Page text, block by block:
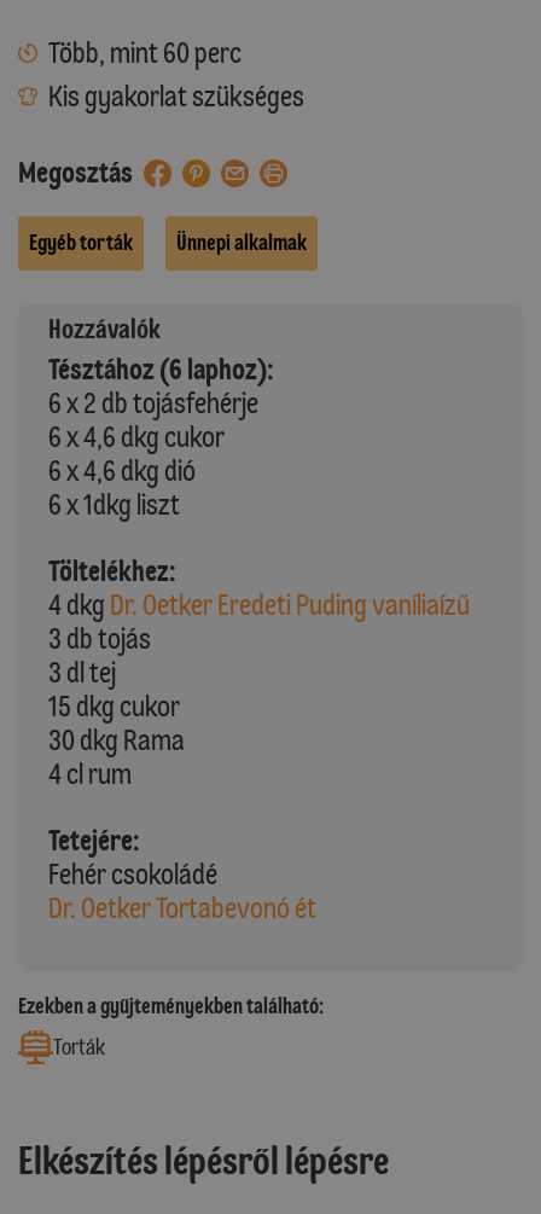
Több, mint 60 perc
Kis gyakorlat szükséges
Megosztás
Egyéb torták Ünnepi alkalmak
Hozzávalók
Tésztához (6 laphoz):
6 x 2 db tojásfehérje
6 x 4,6 dkg cukor
6 x 4,6 dkg dió
6 x 1dkg liszt
Töltelékhez:
4 dkg Dr. Oetker Eredeti Puding vaníliaízű
3 db tojás
3 dl tej
15 dkg cukor
30 dkg Rama
4 cl rum
Tetejére:
Fehér csokoládé
Dr. Oetker Tortabevonó ét
Ezekben a gyűjteményekben található:
Torták
Elkészítés lépésről lépésre